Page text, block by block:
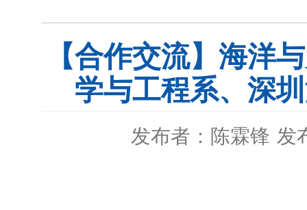
【合作交流】海洋
学与工程系、深
发布者：陈霖锋 发